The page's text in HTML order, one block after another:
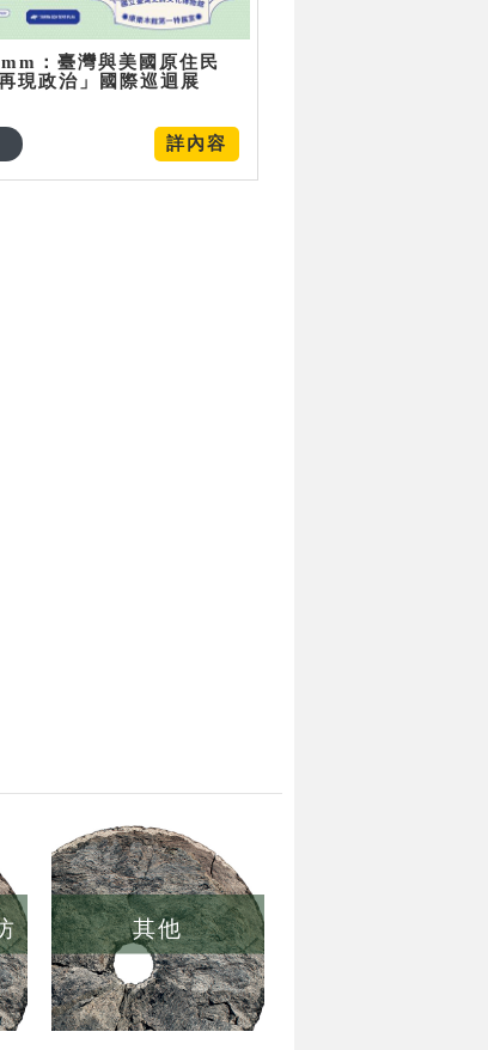
：臺灣與美國原住民
現政治」國際巡迴展
詳內容
其他